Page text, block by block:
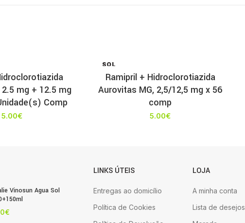
2.5 mg + 12.5 mg
Comp
5.00€
SOL
T
Ramipril + Hidroclorotiazida
Aurovitas MG, 2,5/12,5 mg x 56
comp
5.00€
Vinosun Agua Sol
€
LINKS ÚTEIS
Entregas ao domicílio
Política de Cookies
LOJA
A minha conta
Lista de desejos